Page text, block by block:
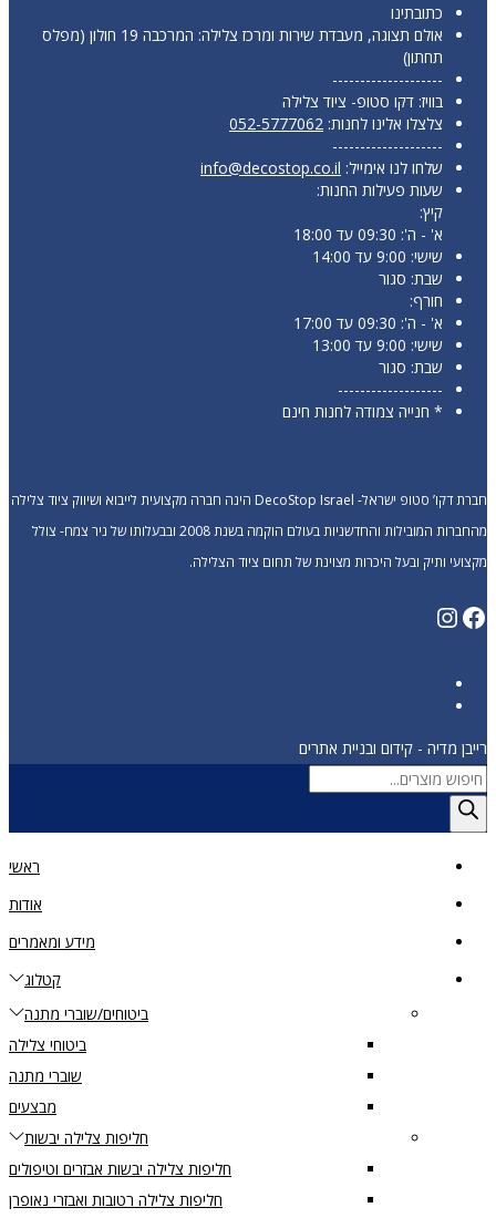
כתובתינו
אולם תצוגה, מעבדת שירות ומרכז צלילה: המרכבה 19 חולון (מפלס
תחתון)
--------------------
בוויז: דקו סטופ- ציוד צלילה
צלצלו אלינו לחנות: 052-5777062
--------------------
שלחו לנו אימייל: info@decostop.co.il
שעות פעילות החנות:
קיץ:
א' - ה': 09:30 עד 18:00
שישי: 9:00 עד 14:00
שבת: סגור
חורף:
א' - ה': 09:30 עד 17:00
שישי: 9:00 עד 13:00
שבת: סגור
-------------------
* חנייה צמודה לחנות חינם
חברת דקו’ סטופ ישראל- DecoStop Israel הינה חברה מקצועית לייבוא ושיווק ציוד צלילה
מהחברות המובילות והחדשניות בעולם הוקמה בשנת 2008 ובבעלותו של ניר צמח- צולל
מקצועי ותיק ובעל היכרות מצוינת של תחום ציוד הצלילה.
Facebook
Instagram
רייבן מדיה - קידום ובניית אתרים
Products
search
ראשי
אודות
מידע ומאמרים
קטלוג
ביטוחים/שוברי מתנה
ביטוחי צלילה
שוברי מתנה
מבצעים
חליפות צלילה יבשות
חליפות צלילה יבשות אבזרים וטיפולים
חליפות צלילה רטובות ואבזרי נאופרן